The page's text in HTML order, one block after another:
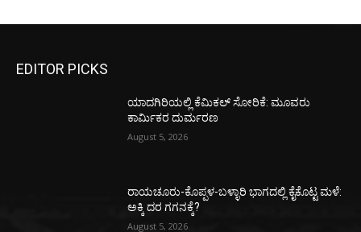
EDITOR PICKS
ಯಾದಗಿರಿಯಲ್ಲಿ ಕೆಮಿಕಲ್ ಸೋರಿಕೆ: ಮೂವರು
ಕಾರ್ಮಿಕರ ದುರ್ಮರಣ
August 5, 2026
ರಾಯಚೂರು-ಕೊಪ್ಪಳ-ಬಳ್ಳಾರಿ ಭಾಗದಲ್ಲಿ ಕೈಕೊಟ್ಟ ಮಳೆ:
ಅಕ್ಕಿ ದರ ಗಗನಕ್ಕೆ?
August 5, 2026